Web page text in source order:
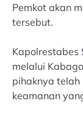
Pemkot akan
tersebut.
Kapolrestabes
melalui
pihaknya
keamanan